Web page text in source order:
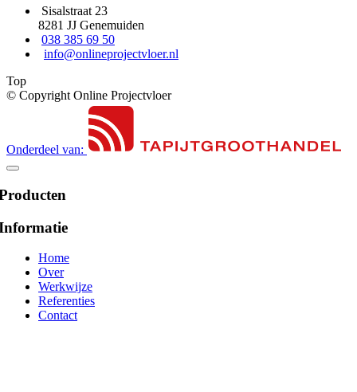
Sisalstraat 23
8281 JJ Genemuiden
038 385 69 50
info@onlineprojectvloer.nl
Top
© Copyright Online Projectvloer
Onderdeel van:
Home
Over
Werkwijze
Referenties
Contact